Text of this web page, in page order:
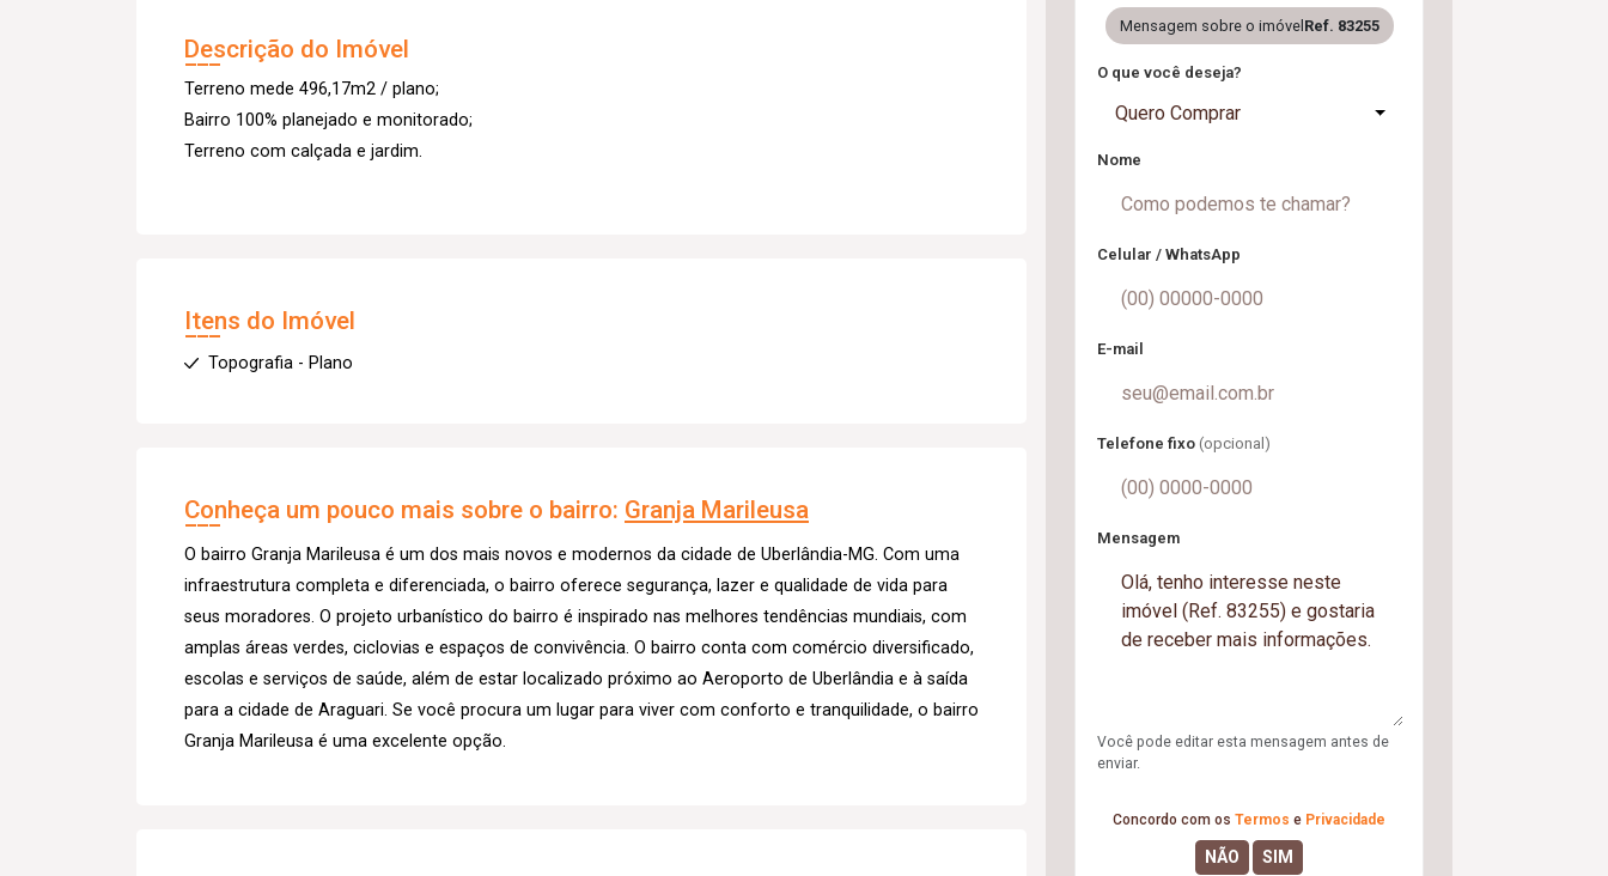
Descrição do Imóvel
Terreno mede 496,17m2 / plano;
Bairro 100% planejado e monitorado;
Terreno com calçada e jardim.
Itens do Imóvel
Topografia - Plano
Conheça um pouco mais sobre o bairro: Granja Marileusa
O bairro Granja Marileusa é um dos mais novos e modernos da cidade de Uberlândia-MG. Com uma
infraestrutura completa e diferenciada, o bairro oferece segurança, lazer e qualidade de vida para
seus moradores. O projeto urbanístico do bairro é inspirado nas melhores tendências mundiais, com
amplas áreas verdes, ciclovias e espaços de convivência. O bairro conta com comércio diversificado,
escolas e serviços de saúde, além de estar localizado próximo ao Aeroporto de Uberlândia e à saída
para a cidade de Araguari. Se você procura um lugar para viver com conforto e tranquilidade, o bairro
Granja Marileusa é uma excelente opção.
Mensagem sobre o imóvel Ref. 83255
O que você deseja?
Quero Comprar
Nome
Celular / WhatsApp
E-mail
Telefone fixo (opcional)
Mensagem
Você pode editar esta mensagem antes de
enviar.
Concordo com os Termos e Privacidade